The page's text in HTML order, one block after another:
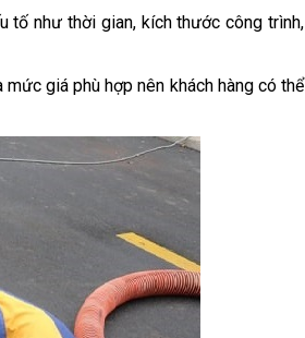
tố như thời gian, kích thước công trình,
giá phù hợp nên khách hàng có thể